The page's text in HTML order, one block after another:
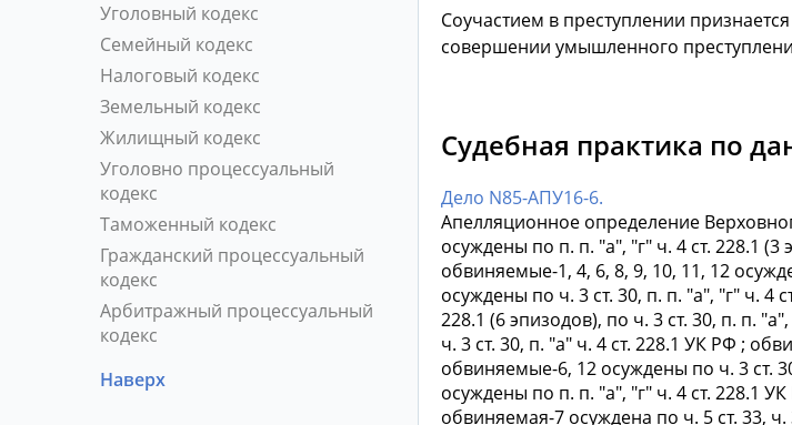
Уголовный кодекс
Семейный кодекс
Налоговый кодекс
Земельный кодекс
Жилищный кодекс
Уголовно процессуальный
кодекс
Таможенный кодекс
Гражданский процессуальный
кодекс
Арбитражный процессуальный
кодекс
Наверх
Соучастием в преступлении
совершении умышленного
Судебная практика по
Дело N85-АПУ16-6.
Апелляционное определение
осуждены по п. п. "а", "г" ч. 4 ст. 228.1 (3
обвиняемые-1, 4, 6, 8, 9, 10, 11, 12
осуждены по ч. 3 ст. 30, п. п. "а", "г" ч. 4
228.1 (6 эпизодов), по ч. 3 ст. 30, п. п.
ч. 3 ст. 30, п. "а" ч. 4 ст. 228.1 УК РФ ;
обвиняемые-6, 12 осуждены по ч. 3 ст.
осуждены по п. п. "а", "г" ч. 4 ст. 228.1
обвиняемая-7 осуждена по ч. 5 ст. 33,